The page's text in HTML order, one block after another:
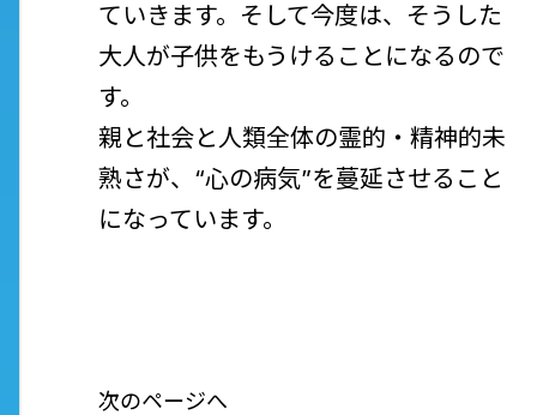
ていきます。そして今度は、そうした
大人が子供をもうけることになるので
す。
親と社会と人類全体の霊的・精神的未
熟さが、“心の病気”を蔓延させること
になっています。
次のページへ